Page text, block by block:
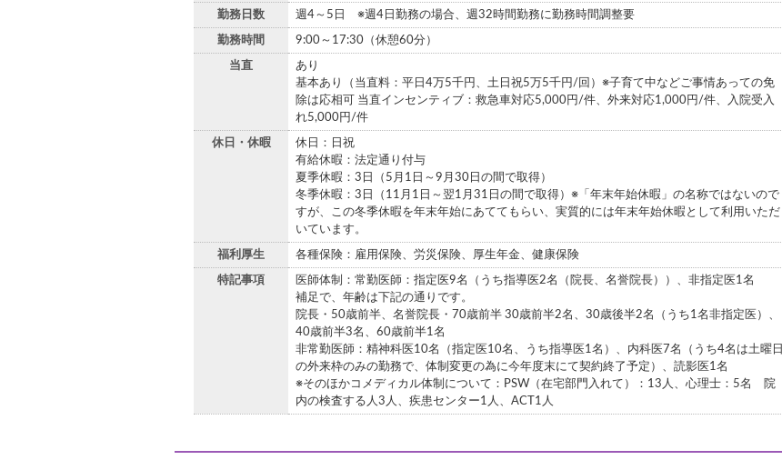
勤務日数 週4～5日 ※週4日勤務の場合、週32時間勤務に勤務時間調整要
勤務時間 9:00～17:30（休憩60分）
当直
あり
基本あり（当直料：平日4万5千円、土日祝5万5千円/回）※子育て中などご事情あっての免
除は応相可 当直インセンティブ：救急車対応5,000円/件、外来対応1,000円/件、入院受入
れ5,000円/件
休日・休暇
休日：日祝
有給休暇：法定通り付与
夏季休暇：3日（5月1日～9月30日の間で取得）
冬季休暇：3日（11月1日～翌1月31日の間で取得）※「年末年始休暇」の名称ではないので
すが、この冬季休暇を年末年始にあててもらい、実質的には年末年始休暇として利用いただ
いています。
福利厚生 各種保険：雇用保険、労災保険、厚生年金、健康保険
特記事項
医師体制：常勤医師：指定医9名（うち指導医2名（院長、名誉院長））、非指定医1名
補足で、年齢は下記の通りです。
院長・50歳前半、名誉院長・70歳前半 30歳前半2名、30歳後半2名（うち1名非指定医）、
40歳前半3名、60歳前半1名
非常勤医師：精神科医10名（指定医10名、うち指導医1名）、内科医7名（うち4名は土曜日
の外来枠のみの勤務で、体制変更の為に今年度末にて契約終了予定）、読影医1名
※そのほかコメディカル体制について：PSW（在宅部門入れて）：13人、心理士：5名 院
内の検査する人3人、疾患センター1人、ACT1人